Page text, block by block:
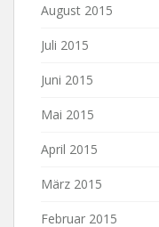
August 2015
Juli 2015
Juni 2015
Mai 2015
April 2015
März 2015
Februar 2015